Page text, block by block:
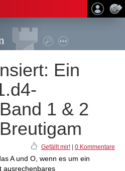
Ein
1 & 2
Gefällt mir! 0 Kommentare
A und O, wenn es um ein
ausrechenbares